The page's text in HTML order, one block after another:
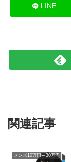
LINE
関連記事
メンズ10万円～30万円